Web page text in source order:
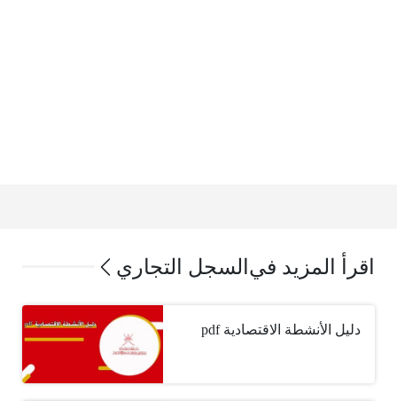
اقرأ المزيد في السجل التجاري
دليل الأنشطة الاقتصادية pdf